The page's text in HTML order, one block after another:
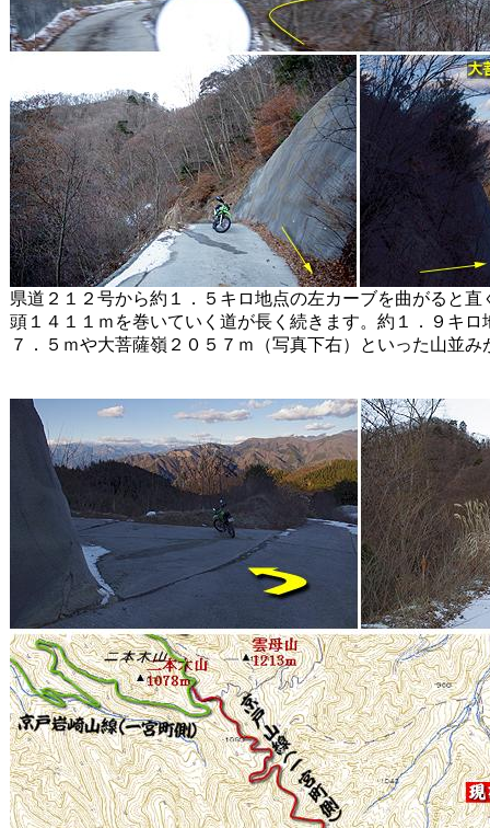
県道２１２号から約１．５キロ地点の左カーブを曲がると
頭１４１１ｍを巻いていく道が長く続きます。約１．９キ
７．５ｍや大菩薩嶺２０５７ｍ（写真下右）といった山並み